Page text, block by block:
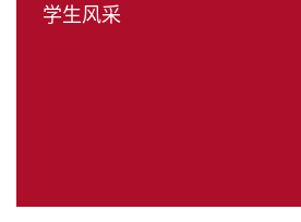
学生风采